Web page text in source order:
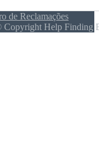
de Reclamações
Copyright Help Finding